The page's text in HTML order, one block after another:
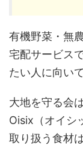
有機野菜・無
宅配サービス
たい人に向い
大地を守る会
Oisix（オイシ
取り扱う食材